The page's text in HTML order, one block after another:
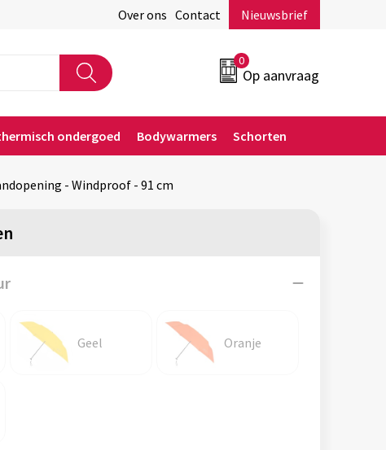
Over ons Contact Nieuwsbrief
0
Op aanvraag
ondergoed Bodywarmers Schorten
- Windproof - 91 cm
Geel Oranje